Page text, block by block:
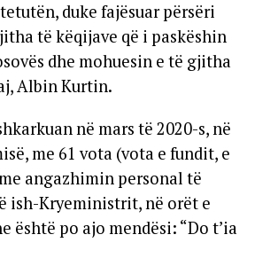
duke fajësuar përsëri
të këqijave që i paskëshin
dhe mohuesin e të gjitha
Albin Kurtin.
në mars të 2020-s, në
me 61 vota (vota e fundit, e
angazhimin personal të
ish-Kryeministrit, në orët e
është po ajo mendësi: “Do t’ia